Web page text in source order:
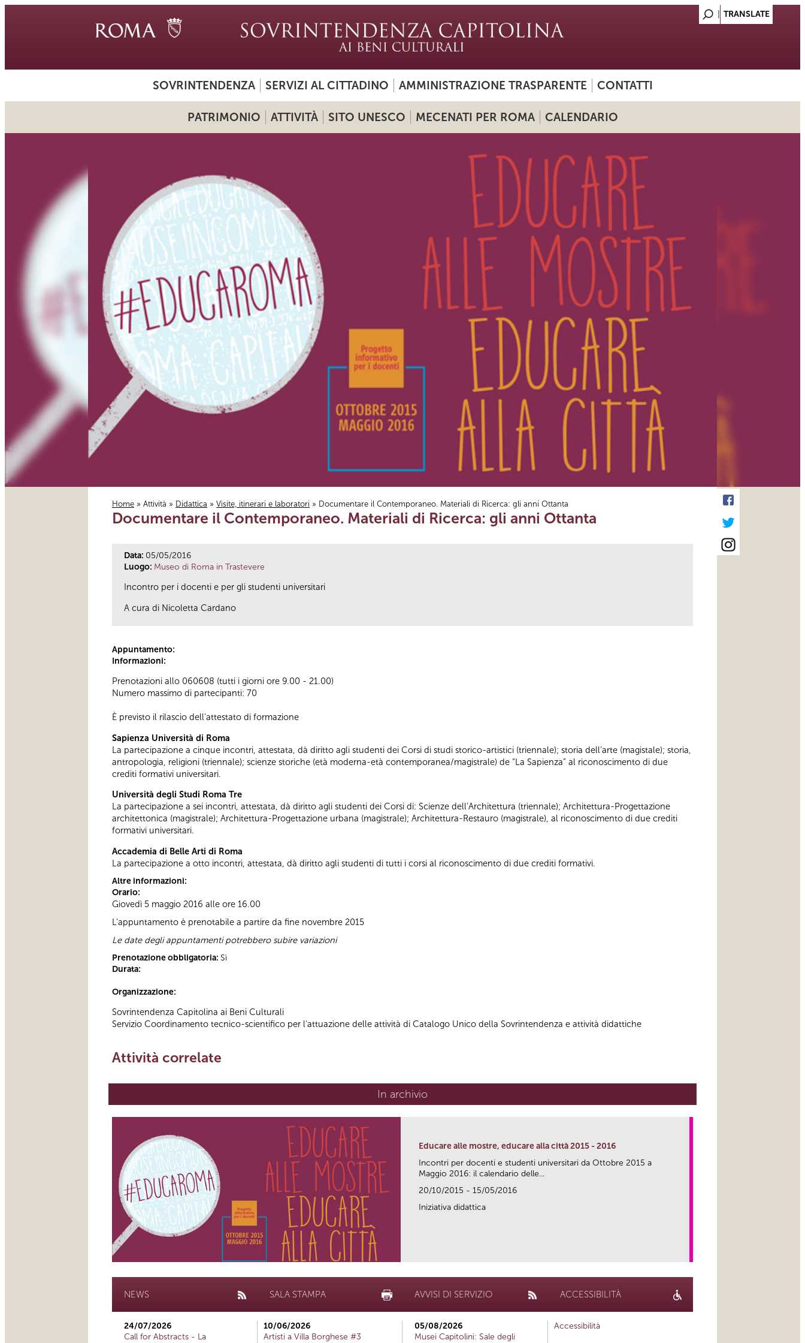
SOVRINTENDENZA SERVIZI AL CITTADINO AMMINISTRAZIONE TRASPARENTE CONTATTI
PATRIMONIO ATTIVITÀ SITO UNESCO MECENATI PER ROMA CALENDARIO
Tu sei qui
Home » Attività » Didattica » Visite, itinerari e laboratori » Documentare il Contemporaneo. Materiali di Ricerca: gli anni Ottanta
Documentare il Contemporaneo. Materiali di Ricerca: gli anni Ottanta
Data: 05/05/2016
Luogo: Museo di Roma in Trastevere
Incontro per i docenti e per gli studenti universitari
A cura di Nicoletta Cardano
Appuntamento:
Informazioni:
Prenotazioni allo 060608 (tutti i giorni ore 9.00 - 21.00)
Numero massimo di partecipanti: 70
È previsto il rilascio dell’attestato di formazione
Sapienza Università di Roma
La partecipazione a cinque incontri, attestata, dà diritto agli studenti dei Corsi di studi storico-artistici (triennale); storia dell’arte (magistale); storia,
antropologia, religioni (triennale); scienze storiche (età moderna-età contemporanea/magistrale) de “La Sapienza” al riconoscimento di due
crediti formativi universitari.
Università degli Studi Roma Tre
La partecipazione a sei incontri, attestata, dà diritto agli studenti dei Corsi di: Scienze dell’Architettura (triennale); Architettura-Progettazione
architettonica (magistrale); Architettura-Progettazione urbana (magistrale); Architettura-Restauro (magistrale), al riconoscimento di due crediti
formativi universitari.
Accademia di Belle Arti di Roma
La partecipazione a otto incontri, attestata, dà diritto agli studenti di tutti i corsi al riconoscimento di due crediti formativi.
Altre informazioni:
Orario:
Giovedì 5 maggio 2016 alle ore 16.00
L'appuntamento è prenotabile a partire da fine novembre 2015
Le date degli appuntamenti potrebbero subire variazioni
Prenotazione obbligatoria: Sì
Durata:
Organizzazione:
Sovrintendenza Capitolina ai Beni Culturali
Servizio Coordinamento tecnico-scientifico per l’attuazione delle attività di Catalogo Unico della Sovrintendenza e attività didattiche
Attività correlate
In archivio
Educare alle mostre, educare alla città 2015 - 2016
Incontri per docenti e studenti universitari da Ottobre 2015 a
Maggio 2016: il calendario delle...
20/10/2015 - 15/05/2016
Iniziativa didattica
NEWS
24/07/2026
Call for Abstracts - La
SALA STAMPA
10/06/2026
Artisti a Villa Borghese #3
AVVISI DI SERVIZIO
05/08/2026
Musei Capitolini: Sale degli
ACCESSIBILITÀ
Accessibilità